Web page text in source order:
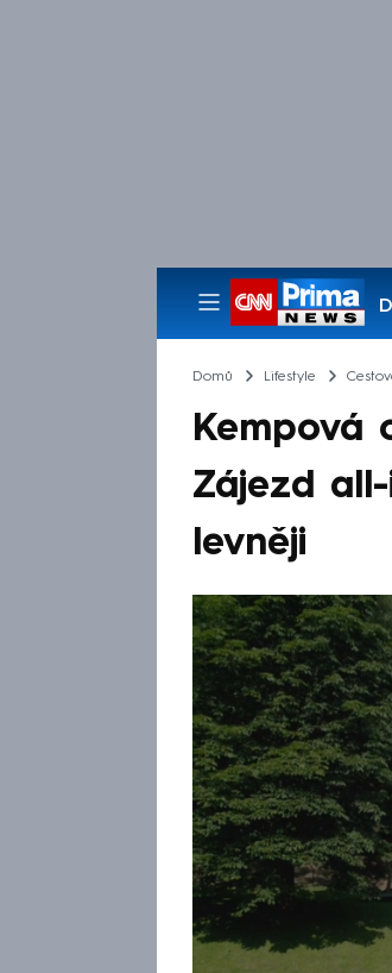
Domů Lifestyle
Kempová
Zájezd
levněji